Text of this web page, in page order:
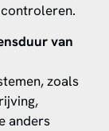
van
zoals
anders